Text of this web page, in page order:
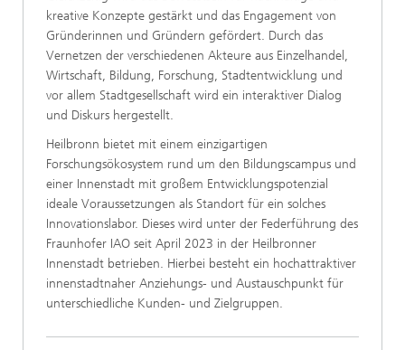
kreative Konzepte gestärkt und das Engagement von
Gründerinnen und Gründern gefördert. Durch das
Vernetzen der verschiedenen Akteure aus Einzelhandel,
Wirtschaft, Bildung, Forschung, Stadtentwicklung und
vor allem Stadtgesellschaft wird ein interaktiver Dialog
und Diskurs hergestellt.
Heilbronn bietet mit einem einzigartigen
Forschungsökosystem rund um den Bildungscampus und
einer Innenstadt mit großem Entwicklungspotenzial
ideale Voraussetzungen als Standort für ein solches
Innovationslabor. Dieses wird unter der Federführung des
Fraunhofer IAO seit April 2023 in der Heilbronner
Innenstadt betrieben. Hierbei besteht ein hochattraktiver
innenstadtnaher Anziehungs- und Austauschpunkt für
unterschiedliche Kunden- und Zielgruppen.